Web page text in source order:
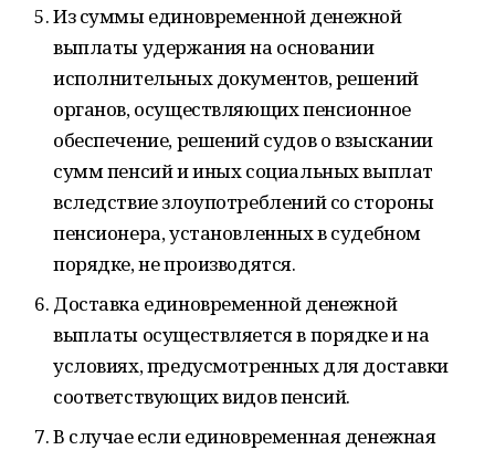
Из суммы единовременной денежной
выплаты удержания на основании
исполнительных документов, решений
органов, осуществляющих пенсионное
обеспечение, решений судов о взыскании
сумм пенсий и иных социальных выплат
вследствие злоупотреблений со стороны
пенсионера, установленных в судебном
порядке, не производятся.
Доставка единовременной денежной
выплаты осуществляется в порядке и на
условиях, предусмотренных для доставки
соответствующих видов пенсий.
В случае если единовременная денежная